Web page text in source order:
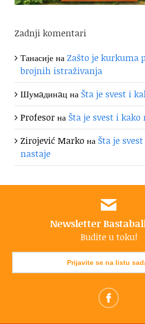
Zadnji komentari
ТанасијенаZašto je kurkuma
brojnih istraživanja
Шумaдинaцна Šta je svest i
Profesorна Šta je svest i kako
Zirojević Marko на Šta je
nastaje
Newsletter
Budite u toku!
Prijavite se na listu